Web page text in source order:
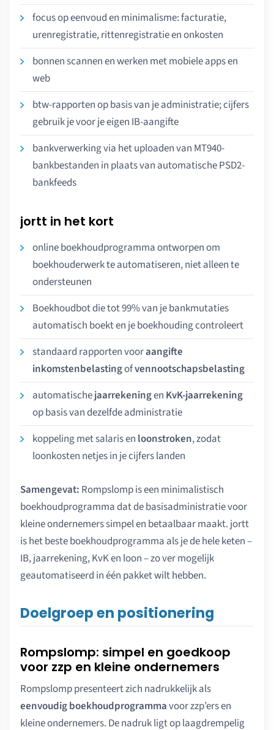
focus op eenvoud en minimalisme: facturatie,
urenregistratie, rittenregistratie en onkosten
bonnen scannen en werken met mobiele apps en
web
btw-rapporten op basis van je administratie; cijfers
gebruik je voor je eigen IB-aangifte
bankverwerking via het uploaden van MT940-
bankbestanden in plaats van automatische PSD2-
bankfeeds
jortt in het kort
online boekhoudprogramma ontworpen om
boekhouderwerk te automatiseren, niet alleen te
ondersteunen
Boekhoudbot die tot 99% van je bankmutaties
automatisch boekt en je boekhouding controleert
standaard rapporten vooraangifte
inkomstenbelastingofvennootschapsbelasting
automatischejaarrekeningen KvK-jaarrekening
op basis van dezelfde administratie
koppeling met salaris en loonstroken, zodat
loonkosten netjes in je cijfers landen
Samengevat: Rompslomp is een minimalistisch
boekhoudprogramma dat de basisadministratie voor
kleine ondernemers simpel en betaalbaar maakt. jortt
is het beste boekhoudprogramma als je de hele keten –
IB, jaarrekening, KvK en loon – zo ver mogelijk
geautomatiseerd in één pakket wilt hebben.
Doelgroep en positionering
Rompslomp: simpel en goedkoop
voor zzp en kleine ondernemers
Rompslomp presenteert zich nadrukkelijk als
eenvoudig boekhoudprogrammavoor zzp’ers en
kleine ondernemers. De nadruk ligt op laagdrempelig